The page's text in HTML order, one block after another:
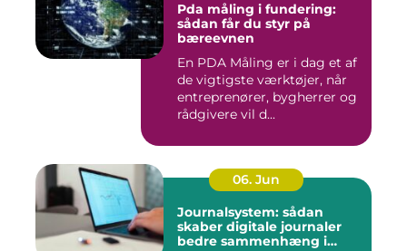
Pda måling i fundering:
sådan får du styr på
bæreevnen
En PDA Måling er i dag et af
de vigtigste værktøjer, når
entreprenører, bygherrer og
rådgivere vil d...
06. Jun
Journalsystem: sådan
skaber digitale journaler
bedre sammenhæng i